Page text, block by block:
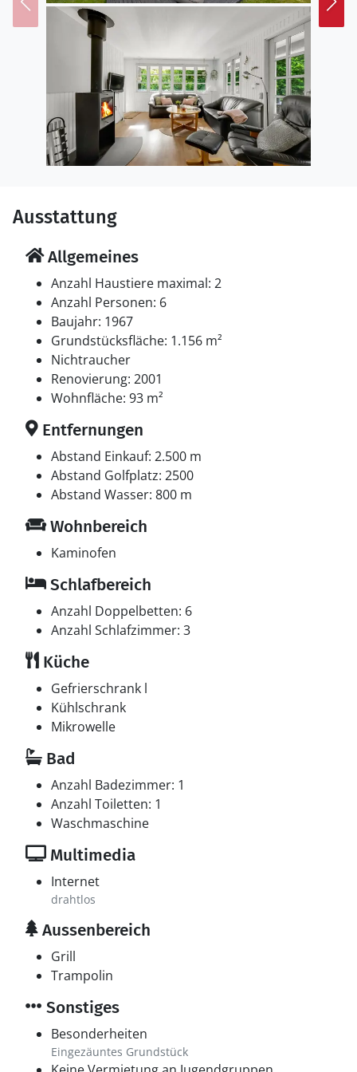
Grundstück.
Das Ferienhaus eignet sich für 6 Personen. Die
Ferienunterkunft hat eine Wohnfläche von 93 m² und
wurde 1967 gebaut. 2001 wurde die Ferienunterkunft
renoviert. Es ist erlaubt 2 Haustiere mitzubringen. Die
Ferienunterkunft ist mit einer energiefreundlichen
Luft-Luft-Wärmepumpe ausgestattet. Die
Tiefkühlmöglichkeit mit 20 Liter Nutzinhalt. Es gibt
außerdem einen Kaminofen.
Schlafverhältnisse
Die Schlafplätze verteilen sich auf 3 Schlafräume. 6
Schlafplätze in Doppelbetten.
Multimedien
In der Ferienunterkunft gibt es einen Fernseher.1
Chromecast. Es steht kabellose Internetverbindung zur
Verfügung.
Ausstattung
Allgemeines
Anzahl Haustiere maximal: 2
Anzahl Personen: 6
Baujahr: 1967
Grundstücksfläche: 1.156 m²
Nichtraucher
Renovierung: 2001
Wohnfläche: 93 m²
Entfernungen
Abstand Einkauf: 2.500 m
Abstand Golfplatz: 2500
Abstand Wasser: 800 m
Wohnbereich
Kaminofen
Schlafbereich
Anzahl Doppelbetten: 6
Anzahl Schlafzimmer: 3
Küche
Gefrierschrank l
Kühlschrank
Mikrowelle
Bad
Anzahl Badezimmer: 1
Anzahl Toiletten: 1
Waschmaschine
Multimedia
Internet
drahtlos
Aussenbereich
Grill
Trampolin
Sonstiges
Besonderheiten
Eingezäuntes Grundstück